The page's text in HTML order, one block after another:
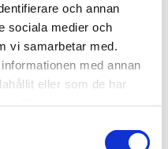
och annan
sociala medier och
vi samarbetar med.
med annan
eller som de har
5 st i lager
ALMAT04
från oss inom 0-1 vardagar